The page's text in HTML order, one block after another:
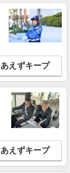
い有/週払い有/交
を見る
スタートでも活
岩槻区・久喜市・
えずキープ
えずキープ